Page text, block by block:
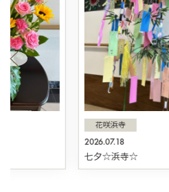
2026.07.18
花咲浜寺
七夕☆浜寺☆